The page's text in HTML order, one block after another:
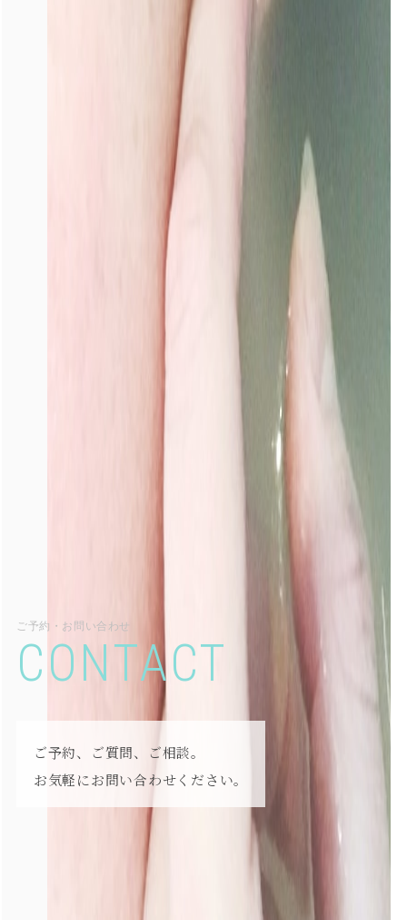
ご予約・お問い合わせ
CONTACT
ご予約、ご質問、ご相談。
お気軽にお問い合わせください。